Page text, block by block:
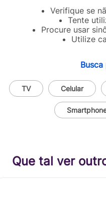
Verifique se
Tente
Procure usar
Utilize
TV Celular
Que tal ver